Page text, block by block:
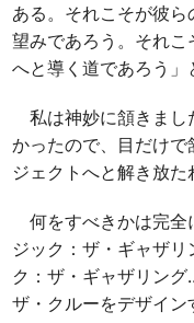
ある。それこそが彼
望みであろう。それ
へと導く道であろう」
私は神妙に頷きまし
かったので、目だけ
ジェクトへと解き放た
何をすべきかは完全
ジック：ザ・ギャザ
ク：ザ・ギャザリン
ザ・クルーをデザイン